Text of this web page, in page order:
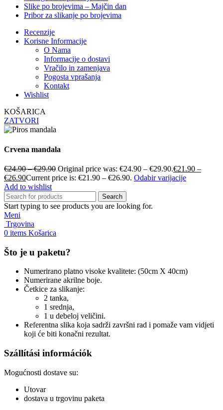
Slike po brojevima – Majčin dan
Pribor za slikanje po brojevima
Recenzije
Korisne Informacije
O Nama
Informacije o dostavi
Vračilo in zamenjava
Pogosta vprašanja
Kontakt
Wishlist
KOŠARICA
ZATVORI
Crvena mandala
€24.90–€29.90 Original price was: €24.90 – €29.90.€21.90 –
€26.90Current price is: €21.90 – €26.90. Odabir varijacije
Add to wishlist
Search
Start typing to see products you are looking for.
Meni
Trgovina
0 items Košarica
Što je u paketu?
Numerirano platno visoke kvalitete: (50cm X 40cm)
Numerirane akrilne boje.
Četkice za slikanje:
2 tanka,
1 srednja,
1 u debeloj veličini.
Referentna slika koja sadrži završni rad i pomaže vam vidjeti
koji će biti konačni rezultat.
Szállítási információk
Mogućnosti dostave su:
Utovar
dostava u trgovinu paketa